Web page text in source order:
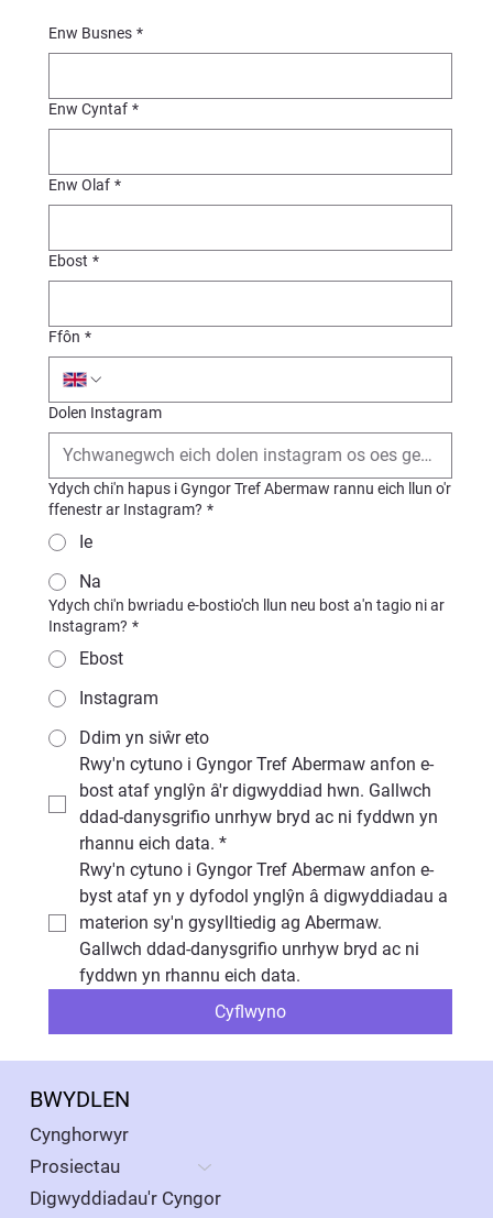
Enw Busnes *
Enw Cyntaf *
Enw Olaf *
Ebost *
Ffôn *
Dolen Instagram
Ydych chi'n hapus i Gyngor Tref Abermaw rannu eich llun o'r
ffenestr ar Instagram? *
Ie
Na
Ydych chi'n bwriadu e-bostio'ch llun neu bost a'n tagio ni ar
Instagram? *
Ebost
Instagram
Ddim yn siŵr eto
Rwy'n cytuno i Gyngor Tref Abermaw anfon e-
bost ataf ynglŷn â'r digwyddiad hwn. Gallwch
ddad-danysgrifio unrhyw bryd ac ni fyddwn yn
rhannu eich data. *
Rwy'n cytuno i Gyngor Tref Abermaw anfon e-
byst ataf yn y dyfodol ynglŷn â digwyddiadau a
materion sy'n gysylltiedig ag Abermaw.
Gallwch ddad-danysgrifio unrhyw bryd ac ni
fyddwn yn rhannu eich data.
Cyflwyno
BWYDLEN
Cynghorwyr
Prosiectau
Digwyddiadau'r Cyngor